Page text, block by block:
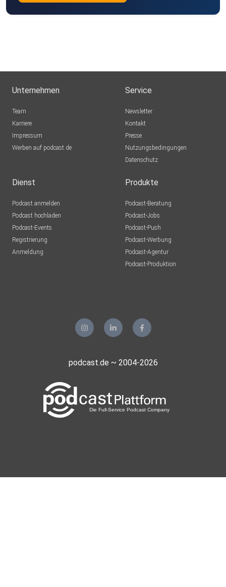
Unternehmen
Team
Karriere
Impressum
Werben auf podcast.de
Service
Newsletter
Kontakt
Presse
Nutzungsbedingungen
Datenschutz
Dienst
Podcast anmelden
Podcast hochladen
Podcast-Events
Registrierung
Anmeldung
Produkte
Podcast-Beratung
Podcast-Jobs
Podcast-Push
Podcast-Werbung
Podcast-Agentur
Podcast-Produktion
podcast.de ~ 2004-2026